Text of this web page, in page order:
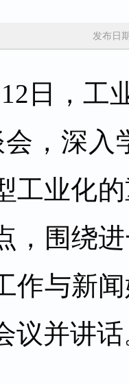
发布日
日，工
会，深
工业化
，围绕
作与新
议并讲